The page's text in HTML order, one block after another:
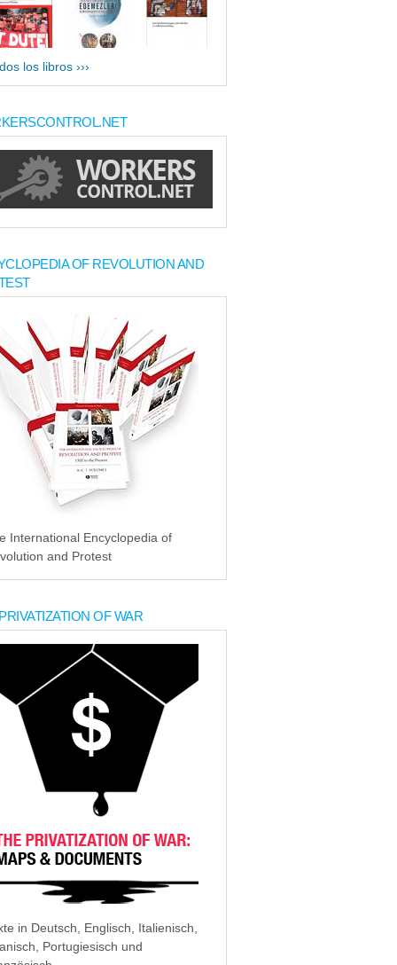
los libros ›››
OF REVOLUTION AND
International Encyclopedia of
and Protest
OF WAR
in Deutsch, Englisch, Italienisch,
Portugiesisch und